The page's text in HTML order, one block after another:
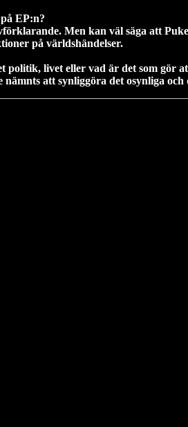
EP:n?
Men kan väl säga att
på världshändelser.
politik, livet eller vad är det som gör
att synliggöra det osynliga